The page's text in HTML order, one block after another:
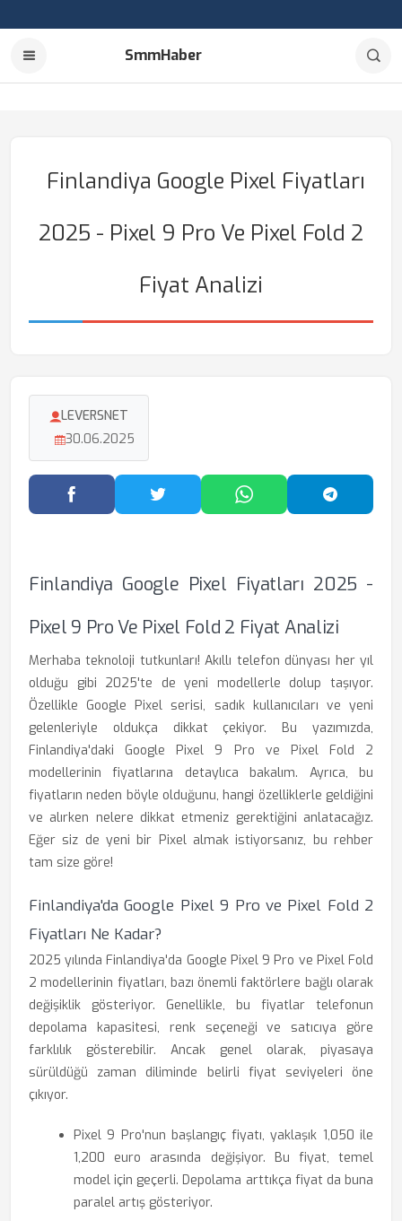
SmmHaber
Finlandiya Google Pixel Fiyatları
2025 - Pixel 9 Pro Ve Pixel Fold 2
Fiyat Analizi
LEVERSNET
30.06.2025
Facebook'ta PaylaşTwitter'da PaylaşWhatsApp'ta Paylaş
Finlandiya Google Pixel Fiyatları 2025 -
Pixel 9 Pro Ve Pixel Fold 2 Fiyat Analizi
Merhaba teknoloji tutkunları! Akıllı telefon dünyası her yıl
olduğu gibi 2025'te de yeni modellerle dolup taşıyor.
Özellikle Google Pixel serisi, sadık kullanıcıları ve yeni
gelenleriyle oldukça dikkat çekiyor. Bu yazımızda,
Finlandiya'daki Google Pixel 9 Pro ve Pixel Fold 2
modellerinin fiyatlarına detaylıca bakalım. Ayrıca, bu
fiyatların neden böyle olduğunu, hangi özelliklerle geldiğini
ve alırken nelere dikkat etmeniz gerektiğini anlatacağız.
Eğer siz de yeni bir Pixel almak istiyorsanız, bu rehber
tam size göre!
Finlandiya'da Google Pixel 9 Pro ve Pixel Fold 2
Fiyatları Ne Kadar?
2025 yılında Finlandiya'da Google Pixel 9 Pro ve Pixel Fold
2 modellerinin fiyatları, bazı önemli faktörlere bağlı olarak
değişiklik gösteriyor. Genellikle, bu fiyatlar telefonun
depolama kapasitesi, renk seçeneği ve satıcıya göre
farklılık gösterebilir. Ancak genel olarak, piyasaya
sürüldüğü zaman diliminde belirli fiyat seviyeleri öne
çıkıyor.
Pixel 9 Pro'nun başlangıç fiyatı, yaklaşık 1,050 ile
1,200 euro arasında değişiyor. Bu fiyat, temel
model için geçerli. Depolama arttıkça fiyat da buna
paralel artış gösteriyor.